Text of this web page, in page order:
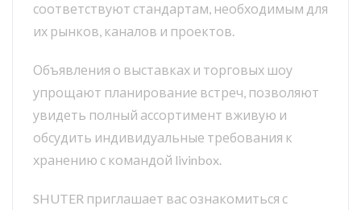
соответствуют стандартам, необходимым для
их рынков, каналов и проектов.
Объявления о выставках и торговых шоу
упрощают планирование встреч, позволяют
увидеть полный ассортимент вживую и
обсудить индивидуальные требования к
хранению с командой livinbox.
SHUTER приглашает вас ознакомиться с